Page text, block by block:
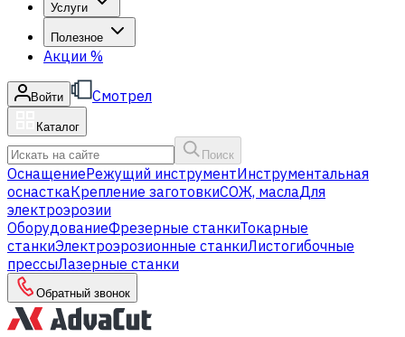
Услуги
Полезное
Акции %
Войти Смотрел
Каталог
Поиск
ОснащениеРежущий инструментИнструментальная
оснасткаКрепление заготовкиСОЖ, маслаДля
электроэрозии
ОборудованиеФрезерные станкиТокарные
станкиЭлектроэрозионные станкиЛистогибочные
прессыЛазерные станки
Обратный звонок